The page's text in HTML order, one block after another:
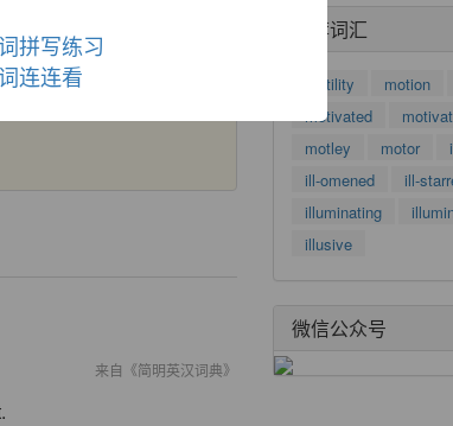
Latincanem
来自《简明英汉词典》
推荐词汇
motility motion
motivated
motley
motor
ill-omened
ill-
illuminating
illusive
微信公众号
拼写练习
连连看